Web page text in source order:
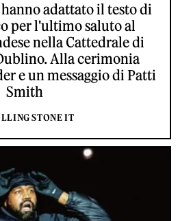
hanno adattato il testo di
per l'ultimo saluto al
nella Cattedrale di
Alla cerimonia
e un messaggio di Patti
Smith
STONE IT